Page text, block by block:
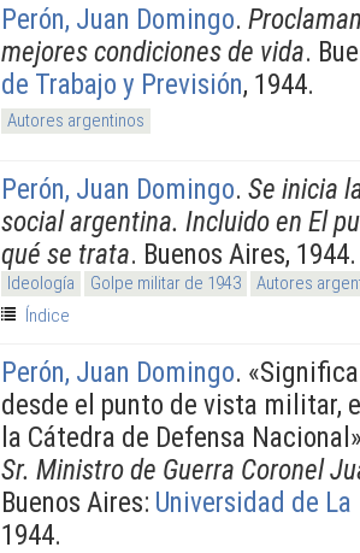
Perón, Juan Domingo.
mejores condiciones de vida.
de Trabajo y Previsión, 1944.
Autores argentinos
Perón, Juan Domingo. Se inicia
social argentina. Incluido en El
qué se trata. Buenos Aires, 1944.
Ideología Golpe militar de 1943
Autores
Índice
Perón, Juan Domingo.
desde el punto de vista militar,
la Cátedra de Defensa
Sr. Ministro de Guerra Coronel
Buenos Aires: Universidad de
1944.